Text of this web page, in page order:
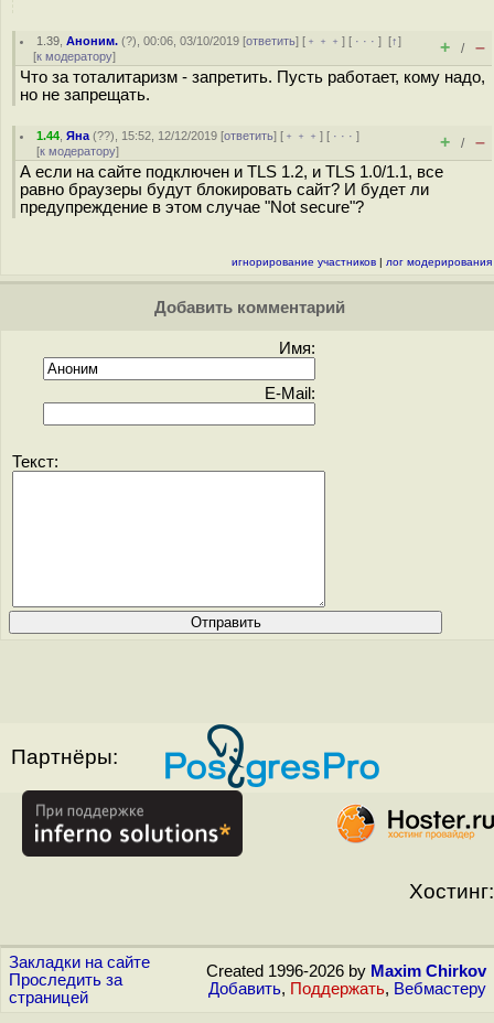
1.39 ,Аноним. (?), 00:06, 03/10/2019 [ответить] [ ﹢﹢﹢] [ · · ·][↑]
[к модератору] + / –
Что за тоталитаризм - запретить. Пусть работает, кому надо,
но не запрещать.
1.44 ,Яна (??), 15:52, 12/12/2019 [ответить] [ ﹢﹢﹢] [ · · ·]
[к модератору] + / –
А если на сайте подключен и TLS 1.2, и TLS 1.0/1.1, все
равно браузеры будут блокировать сайт? И будет ли
предупреждение в этом случае "Not secure"?
игнорирование участников | лог модерирования
Добавить комментарий
Имя:
E-Mail:
Текст:
Партнёры:
Хостинг:
Закладки на сайте
Проследить за
страницей
Created 1996-2026 by Maxim Chirkov
Добавить, Поддержать, Вебмастеру